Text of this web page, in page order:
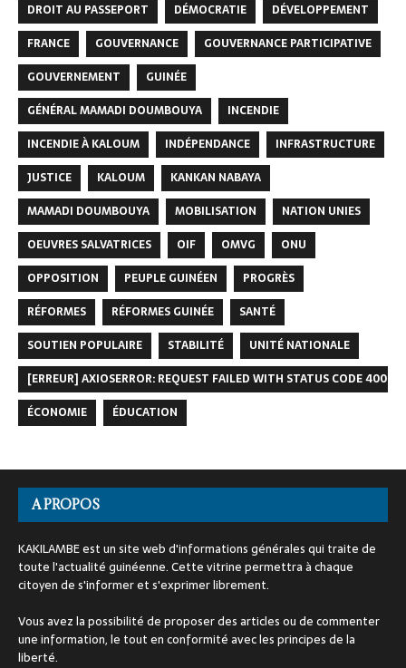
DROIT AU PASSEPORT
DÉMOCRATIE
DÉVELOPPEMENT
FRANCE
GOUVERNANCE
GOUVERNANCE PARTICIPATIVE
GOUVERNEMENT
GUINÉE
GÉNÉRAL MAMADI DOUMBOUYA
INCENDIE
INCENDIE À KALOUM
INDÉPENDANCE
INFRASTRUCTURE
JUSTICE
KALOUM
KANKAN NABAYA
MAMADI DOUMBOUYA
MOBILISATION
NATION UNIES
OEUVRES SALVATRICES
OIF OMVG
ONU
OPPOSITION
PEUPLE GUINÉEN
PROGRÈS
RÉFORMES
RÉFORMES GUINÉE
SANTÉ
SOUTIEN POPULAIRE
STABILITÉ
UNITÉ NATIONALE
[ERREUR] AXIOSERROR: REQUEST FAILED WITH STATUS CODE 400
ÉCONOMIE
ÉDUCATION
A PROPOS
KAKILAMBE est un site web d'informations générales qui traite de
toute l'actualité guinéenne. Cette vitrine permettra à chaque
citoyen de s'informer et s'exprimer librement.
Vous avez la possibilité de proposer des articles ou de commenter
une information, le tout en conformité avec les principes de la
liberté.